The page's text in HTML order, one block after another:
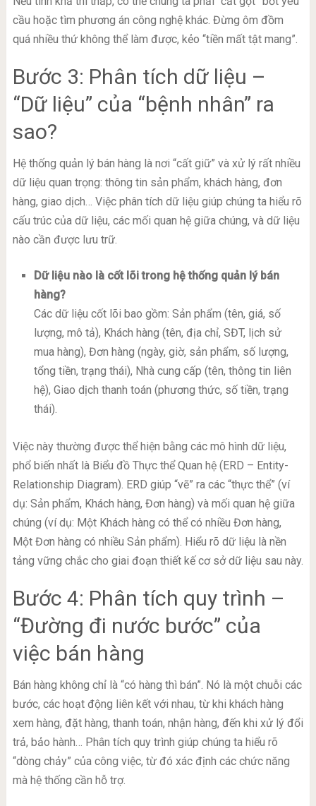
cầu hoặc tìm phương án công nghệ khác. Đừng ôm đồm
quá nhiều thứ không thể làm được, kẻo “tiền mất tật mang”.
Bước 3: Phân tích dữ liệu –
“Dữ liệu” của “bệnh nhân” ra
sao?
Hệ thống quản lý bán hàng là nơi “cất giữ” và xử lý rất nhiều
dữ liệu quan trọng: thông tin sản phẩm, khách hàng, đơn
hàng, giao dịch… Việc phân tích dữ liệu giúp chúng ta hiểu rõ
cấu trúc của dữ liệu, các mối quan hệ giữa chúng, và dữ liệu
nào cần được lưu trữ.
Dữ liệu nào là cốt lõi trong hệ thống quản lý bán
hàng?
Các dữ liệu cốt lõi bao gồm: Sản phẩm (tên, giá, số
lượng, mô tả), Khách hàng (tên, địa chỉ, SĐT, lịch sử
mua hàng), Đơn hàng (ngày, giờ, sản phẩm, số lượng,
tổng tiền, trạng thái), Nhà cung cấp (tên, thông tin liên
hệ), Giao dịch thanh toán (phương thức, số tiền, trạng
thái).
Việc này thường được thể hiện bằng các mô hình dữ liệu,
phổ biến nhất là Biểu đồ Thực thể Quan hệ (ERD – Entity-
Relationship Diagram). ERD giúp “vẽ” ra các “thực thể” (ví
dụ: Sản phẩm, Khách hàng, Đơn hàng) và mối quan hệ giữa
chúng (ví dụ: Một Khách hàng có thể có nhiều Đơn hàng,
Một Đơn hàng có nhiều Sản phẩm). Hiểu rõ dữ liệu là nền
tảng vững chắc cho giai đoạn thiết kế cơ sở dữ liệu sau này.
Bước 4: Phân tích quy trình –
“Đường đi nước bước” của
việc bán hàng
Bán hàng không chỉ là “có hàng thì bán”. Nó là một chuỗi các
bước, các hoạt động liên kết với nhau, từ khi khách hàng
xem hàng, đặt hàng, thanh toán, nhận hàng, đến khi xử lý đổi
trả, bảo hành… Phân tích quy trình giúp chúng ta hiểu rõ
“dòng chảy” của công việc, từ đó xác định các chức năng
mà hệ thống cần hỗ trợ.